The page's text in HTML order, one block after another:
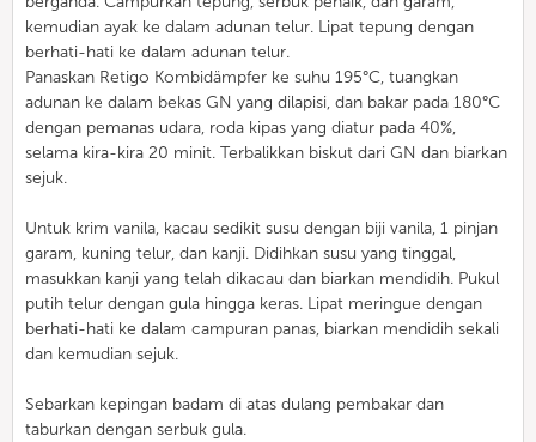
kemudian ayak ke dalam adunan telur. Lipat tepung dengan
berhati-hati ke dalam adunan telur.
Panaskan Retigo Kombidämpfer ke suhu 195°C, tuangkan
adunan ke dalam bekas GN yang dilapisi, dan bakar pada 180°C
dengan pemanas udara, roda kipas yang diatur pada 40%,
selama kira-kira 20 minit. Terbalikkan biskut dari GN dan biarkan
sejuk.
Untuk krim vanila, kacau sedikit susu dengan biji vanila, 1 pinjan
garam, kuning telur, dan kanji. Didihkan susu yang tinggal,
masukkan kanji yang telah dikacau dan biarkan mendidih. Pukul
putih telur dengan gula hingga keras. Lipat meringue dengan
berhati-hati ke dalam campuran panas, biarkan mendidih sekali
dan kemudian sejuk.
Sebarkan kepingan badam di atas dulang pembakar dan
taburkan dengan serbuk gula.